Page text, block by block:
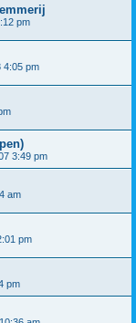
pm
4:05 pm
3:49 pm
am
pm
pm